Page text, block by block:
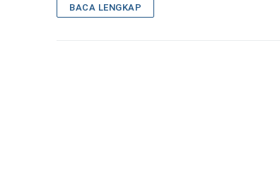
BACA LENGKAP